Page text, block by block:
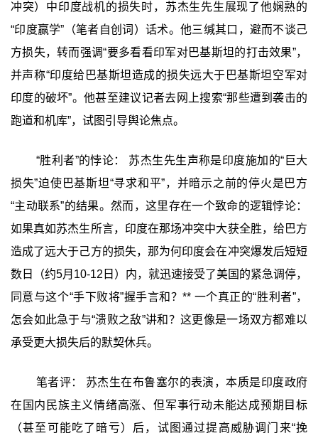
冲突）中印度战机的损失时，苏杰生先生展现了他娴熟的
“印度赢学”（笔者自创词）话术。他三缄其口，避而不谈己
方损失，转而强调“要多看看印军对巴基斯坦的打击效果”，
并声称“印度给巴基斯坦造成的损失远大于巴基斯坦空军对
印度的破坏”。他甚至建议记者去网上搜索“那些遭到袭击的
跑道和机库”，试图引导舆论焦点。
“胜利者”的悖论： 苏杰生先生声称是印度施加的“巨大
损失”迫使巴基斯坦“寻求和平”，并暗示之前的停火是巴方
“主动联系”的结果。然而，这里存在一个致命的逻辑悖论：
如果真如苏杰生所言，印度在那场冲突中大获全胜，给巴方
造成了远大于己方的损失，那为何印度会在冲突爆发后短短
数日（约5月10-12日）内，就迅速接受了美国的紧急调停，
同意与这个“手下败将”握手言和？** 一个真正的“胜利者”，
怎会如此急于与“溃败之敌”讲和？这更像是一场双方都难以
承受更大损失后的默契休兵。
笔者评： 苏杰生在布鲁塞尔的表演，本质是印度政府
在国内民族主义情绪高涨、但军事行动未能达成预期目标
（甚至可能吃了暗亏）后，试图通过提高威胁调门来“挽